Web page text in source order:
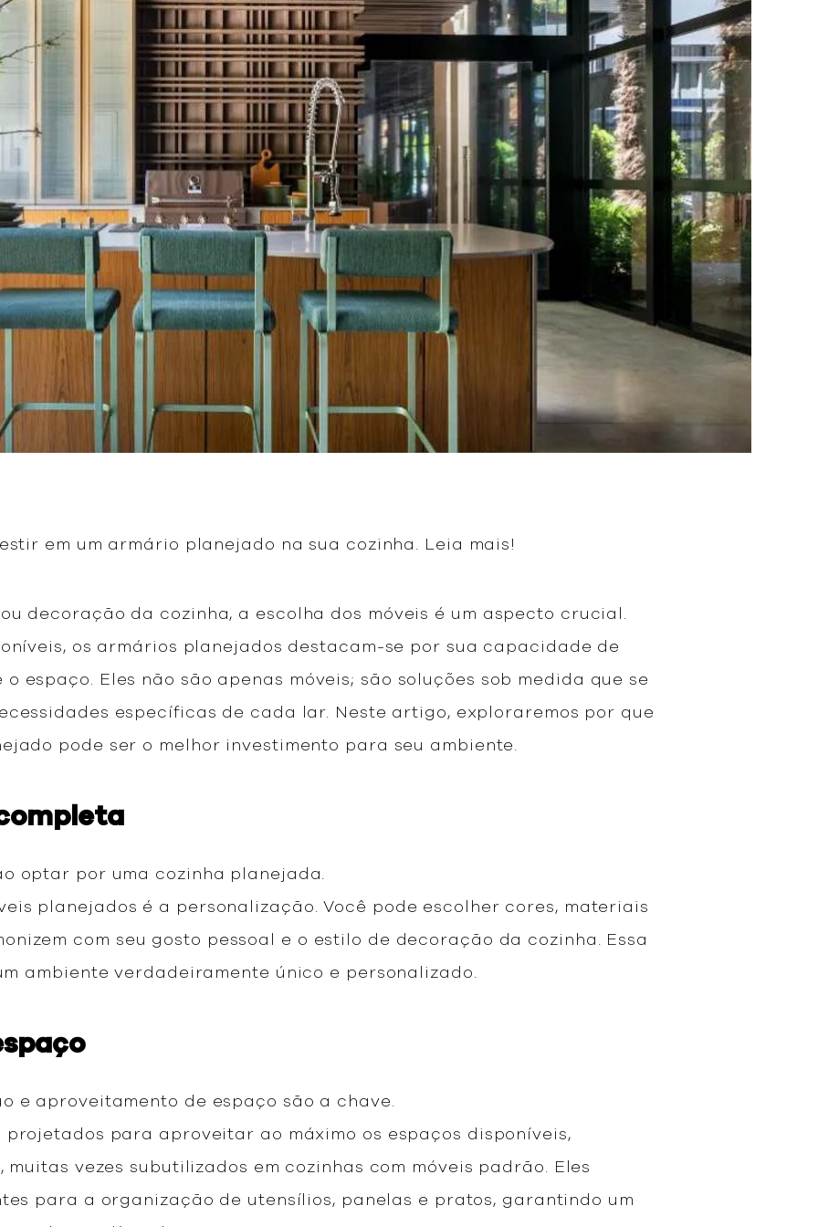
em um armário planejado na sua cozinha. Leia mais!
decoração da cozinha, a escolha dos móveis é um aspecto crucial.
os armários planejados destacam-se por sua capacidade de
espaço. Eles não são apenas móveis; são soluções sob medida que se
específicas de cada lar. Neste artigo, exploraremos por que
pode ser o melhor investimento para seu ambiente.
optar por uma cozinha planejada.
planejados é a personalização. Você pode escolher cores, materiais
com seu gosto pessoal e o estilo de decoração da cozinha. Essa
ambiente verdadeiramente único e personalizado.
e aproveitamento de espaço são a chave.
projetados para aproveitar ao máximo os espaços disponíveis,
vezes subutilizados em cozinhas com móveis padrão. Eles
para a organização de utensílios, panelas e pratos, garantindo um